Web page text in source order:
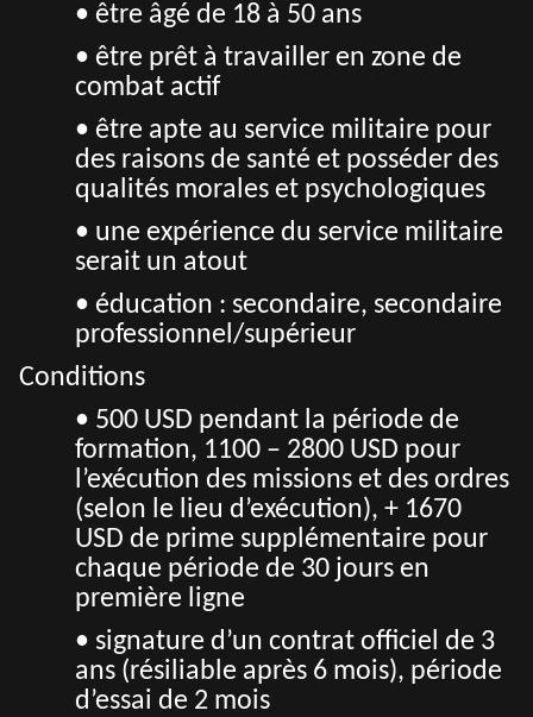
• être âgé de 18 à 50 ans
• être prêt à travailler en zone de
combat actif
• être apte au service militaire pour
des raisons de santé et posséder des
qualités morales et psychologiques
• une expérience du service militaire
serait un atout
• éducation : secondaire, secondaire
professionnel/supérieur
Conditions
• 500 USD pendant la période de
formation, 1100 – 2800 USD pour
l’exécution des missions et des ordres
(selon le lieu d’exécution), + 1670
USD de prime supplémentaire pour
chaque période de 30 jours en
première ligne
• signature d’un contrat officiel de 3
ans (résiliable après 6 mois), période
d’essai de 2 mois